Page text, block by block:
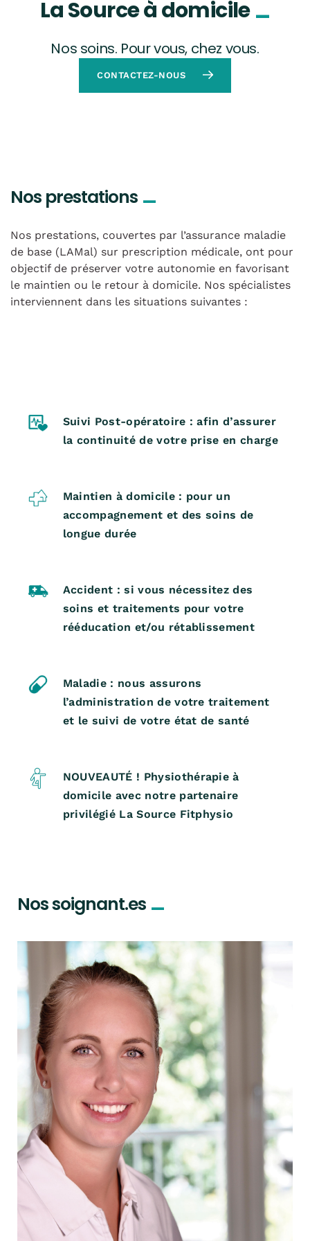
La Source à domicile_
Nos soins. Pour vous, chez vous.
CONTACTEZ-NOUS
Nos prestations _
Nos prestations, couvertes par l’assurance maladie
de base (LAMal) sur prescription médicale, ont pour
objectif de préserver votre autonomie en favorisant
le maintien ou le retour à domicile. Nos spécialistes
interviennent dans les situations suivantes :
Suivi Post-opératoire : afin d’assurer
la continuité de votre prise en charge
Maintien à domicile : pour un
accompagnement et des soins de
longue durée
Accident : si vous nécessitez des
soins et traitements pour votre
rééducation et/ou rétablissement
Maladie : nous assurons
l’administration de votre traitement
et le suivi de votre état de santé
NOUVEAUTÉ ! Physiothérapie à
domicile avec notre partenaire
privilégié La Source Fitphysio
Nos soignant.es _